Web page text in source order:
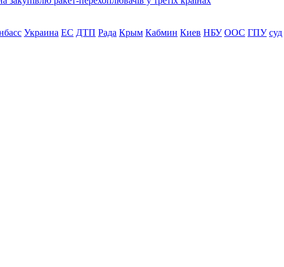
Украина ЕС ДТП Рада Крым Кабмин Киев НБУ ООС ГПУ суд